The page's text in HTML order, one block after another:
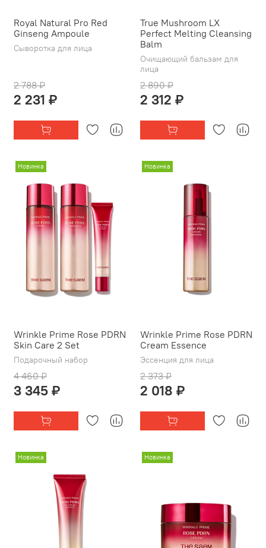
Royal Natural Pro Red
Ginseng Ampoule
Сыворотка для лица
2 788 ₽
2 231 ₽
True Mushroom LX
Perfect Melting Cleansing
Balm
Очищающий бальзам для
лица
2 890 ₽
2 312 ₽
Новинка
Wrinkle Prime Rose PDRN
Skin Care 2 Set
Подарочный набор
4 460 ₽
3 345 ₽
Новинка
Wrinkle Prime Rose PDRN
Cream Essence
Эссенция для лица
2 373 ₽
2 018 ₽
Новинка Новинка